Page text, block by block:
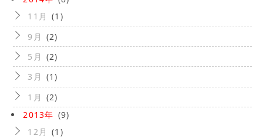
11月 (1)
9月 (2)
5月 (2)
3月 (1)
1月 (2)
2013年 (9)
12月 (1)